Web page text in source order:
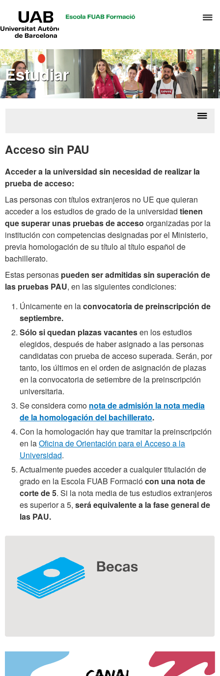
el
Universitat
Barcelona
Estudiar
Acceso sin PAU
Acceder a la universidad sin necesidad de realizar la
prueba de acceso:
Las personas con títulos extranjeros no UE que quieran
acceder a los estudios de grado de la universidad tienen
quesuperar unas pruebas de acceso organizadas por la
institución con competencias designadas por el Ministerio,
previa homologación de su título al título español de
bachillerato.
Estas personas pueden ser admitidas sin superación de
las pruebas PAU, en las siguientes condiciones:
Únicamente en laconvocatoria de preinscripción de
septiembre.
Sólo si quedan plazas vacantesen los estudios
elegidos, después de haber asignado a las personas
candidatas con prueba de acceso superada. Serán, por
tanto, los últimos en el orden de asignación de plazas
en la convocatoria de setiembre de la preinscripción
universitaria.
Se considera como nota de admisión la nota media
de la homologación del bachillerato.
Con la homologación hay que tramitar la preinscripción
en laOficinadeOrientación para el Acceso a la
Universidad.
Actualmente puedes acceder acualquier titulación de
grado en la Escola FUAB Formaciócon una nota de
corte de 5. Si la nota media de tus estudios extranjeros
es superior a 5, será equivalente a la fase general de
las PAU.
Información
complementaria